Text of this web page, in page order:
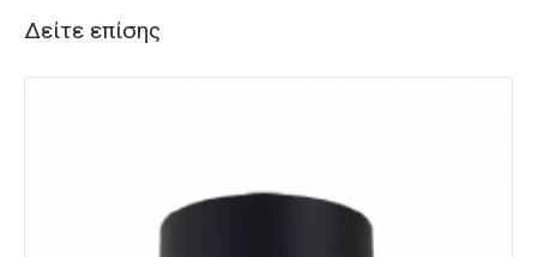
Δείτε επίσης